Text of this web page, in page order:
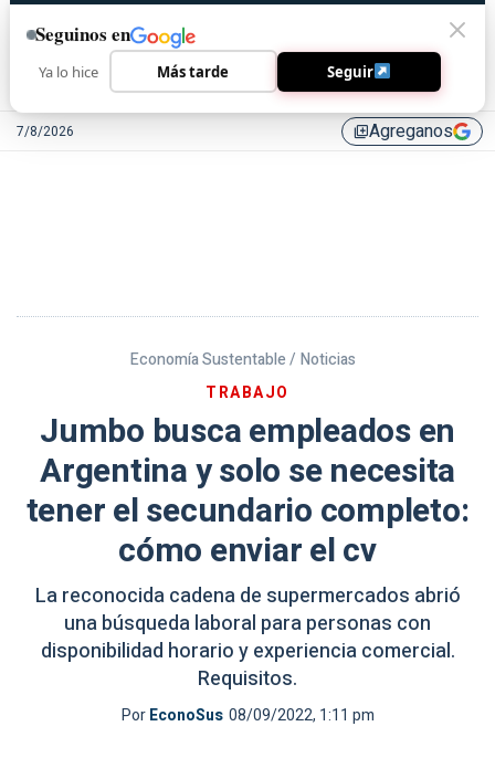
7/8/2026 library_addAgreganos
Economía Sustentable / Noticias
TRABAJO
Jumbo busca empleados en
Argentina y solo se necesita
tener el secundario completo:
cómo enviar el cv
La reconocida cadena de supermercados abrió
una búsqueda laboral para personas con
disponibilidad horario y experiencia comercial.
Requisitos.
PorEconoSus 08/09/2022, 1:11 pm
Seguinos en
Ya lo hice Más tarde Seguir